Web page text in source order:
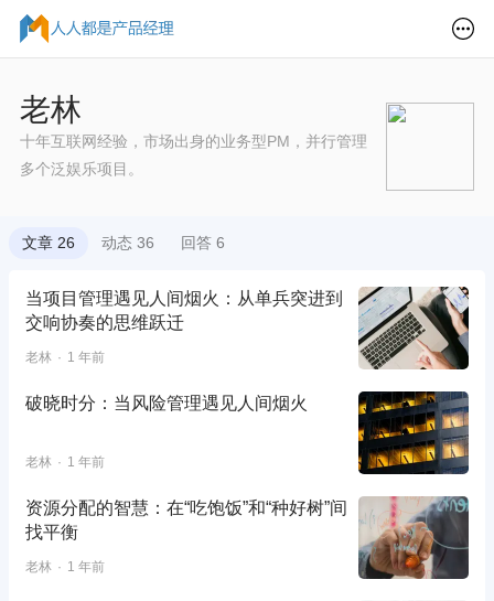
老林
十年互联网经验，市场出身的业务型PM，并行管理
多个泛娱乐项目。
文章 26 动态 36 回答 6
当项目管理遇见人间烟火：从单兵突进到
交响协奏的思维跃迁
老林 1 年前
破晓时分：当风险管理遇见人间烟火
老林 1 年前
资源分配的智慧：在“吃饱饭”和“种好树”间
找平衡
老林 1 年前